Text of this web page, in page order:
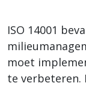
ISO 14001
moet
te verbeteren.